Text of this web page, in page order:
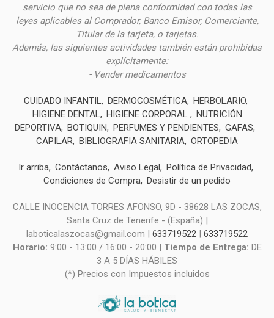
servicio que no sea de plena conformidad con todas las
leyes aplicables al Comprador, Banco Emisor, Comerciante,
Titular de la tarjeta, o tarjetas.
Además, las siguientes actividades también están prohibidas
explícitamente:
- Vender medicamentos
CUIDADO INFANTIL DERMOCOSMÉTICA HERBOLARIO
HIGIENE DENTAL HIGIENE CORPORAL
NUTRICIÓN
DEPORTIVA BOTIQUIN PERFUMES Y PENDIENTES
GAFAS
CAPILAR BIBLIOGRAFIA SANITARIA ORTOPEDIA
Ir arriba Contáctanos Aviso Legal
Política de Privacidad
Condiciones de Compra Desistir de un pedido
CALLE INOCENCIA TORRES AFONSO, 9D - 38628 LAS ZOCAS,
Santa Cruz de Tenerife - (España) |
laboticalaszocas@gmail.com | 633719522 | 633719522
Horario: 9:00 - 13:00 / 16:00 - 20:00 | Tiempo de Entrega: DE
3 A 5 DÍAS HÁBILES
(*) Precios con Impuestos incluidos